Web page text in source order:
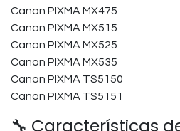
Canon PIXMA MX475
Canon PIXMA MX515
Canon PIXMA MX525
Canon PIXMA MX535
Canon PIXMA TS5150
Canon PIXMA TS5151
🔧 Características